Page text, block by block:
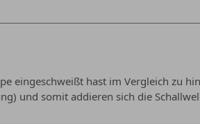
eingeschweißt hast im Vergleich zu
und somit addieren sich die